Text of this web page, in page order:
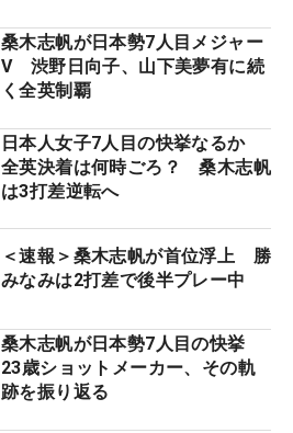
桑木志帆が日本勢7人目メジャー
V 渋野日向子、山下美夢有に続
く全英制覇
日本人女子7人目の快挙なるか
全英決着は何時ごろ？ 桑木志帆
は3打差逆転へ
＜速報＞桑木志帆が首位浮上 勝
みなみは2打差で後半プレー中
桑木志帆が日本勢7人目の快挙
23歳ショットメーカー、その軌
跡を振り返る